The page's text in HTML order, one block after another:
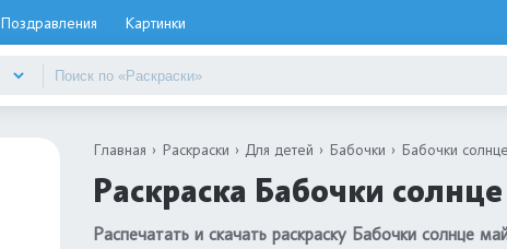
Поздравления Картинки
Главная Раскраски Для детей Бабочки Бабочки
Раскраска Бабочки
Распечатать и скачать раскраску Бабочки солнце